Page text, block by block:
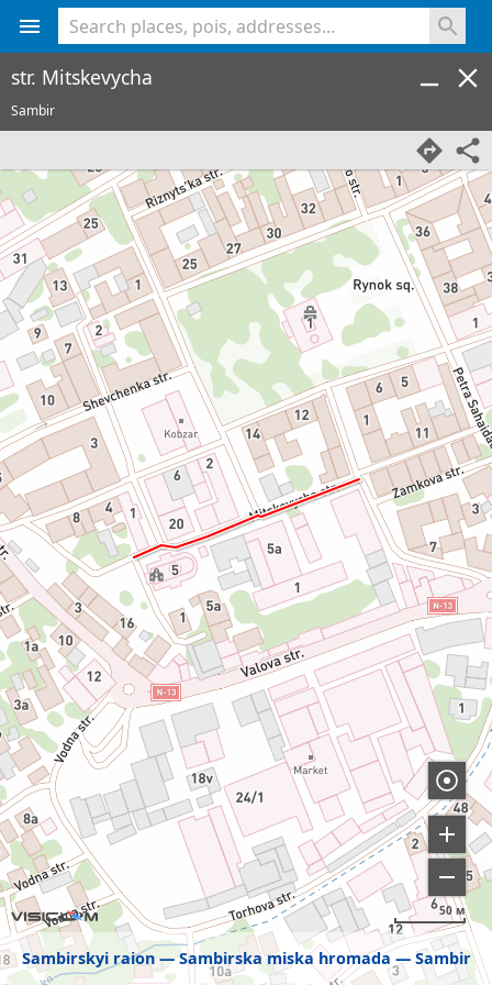
Sambirskyi raion Sambirska miska hromada Sambir
50 м
str. Mitskevycha
Sambir
<% console.log(hcard) %>